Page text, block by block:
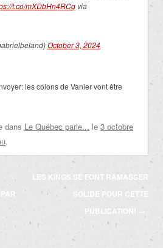
t.co/mXDbHn4RCq via
October 3, 2024
les colons de Vanier vont être
dans Le Québec parle... le 3 octobre
.
LES KINGS SE FONT RAMASSER
SOLIDE POUR CETTE
PUBLICATION!
→